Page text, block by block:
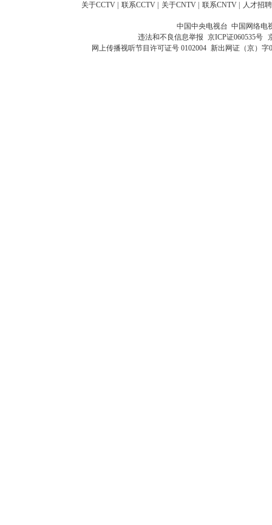
关于CCTV 联系CCTV 关于CNTV 联系CNTV 人才招聘
中国中央电视台 中国网络电
违法和不良信息举报 京ICP证060535号
网上传播视听节目许可证号 0102004 新出网证（京）